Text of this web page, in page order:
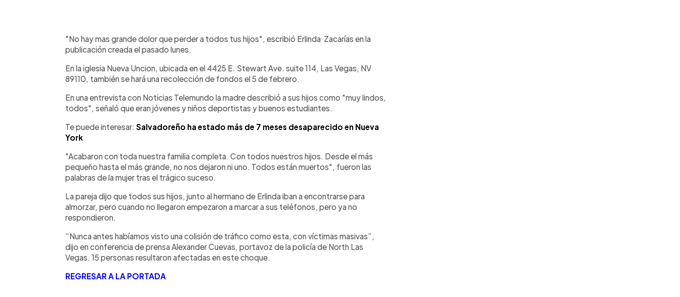
"No hay mas grande dolor que perder a todos tus hijos", escribió Erlinda Zacarías en la
publicación creada el pasado lunes.
En la iglesia Nueva Uncion, ubicada en el 4425 E. Stewart Ave. suite 114, Las Vegas, NV
89110, también se hará una recolección de fondos el 5 de febrero.
En una entrevista con Noticias Telemundo la madre describió a sus hijos como "muy lindos,
todos", señaló que eran jóvenes y niños deportistas y buenos estudiantes.
Te puede interesar: Salvadoreño ha estado más de 7 meses desaparecido en Nueva
York
"Acabaron con toda nuestra familia completa. Con todos nuestros hijos. Desde el más
pequeño hasta el más grande, no nos dejaron ni uno. Todos están muertos", fueron las
palabras de la mujer tras el trágico suceso.
La pareja dijo que todos sus hijos, junto al hermano de Erlinda iban a encontrarse para
almorzar, pero cuando no llegaron empezaron a marcar a sus teléfonos, pero ya no
respondieron.
“Nunca antes habíamos visto una colisión de tráfico como esta, con víctimas masivas”,
dijo en conferencia de prensa Alexander Cuevas, portavoz de la policía de North Las
Vegas. 15 personas resultaron afectadas en este choque.
REGRESAR A LA PORTADA